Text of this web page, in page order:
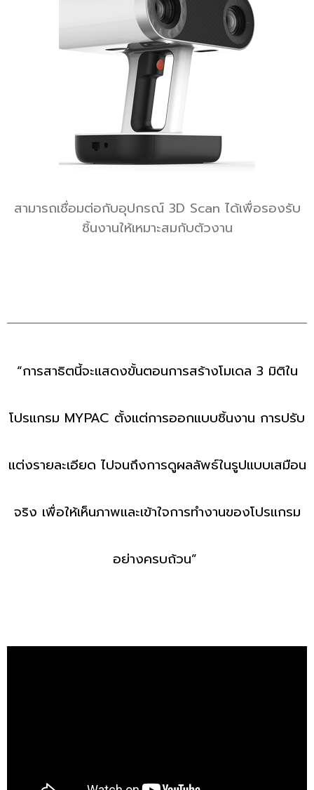
สามารถเชื่อมต่อกับอุปกรณ์ 3D Scan ได้เพื่อรองรับ
ชิ้นงานให้เหมาะสมกับตัวงาน
“การสาธิตนี้จะแสดงขั้นตอนการสร้างโมเดล 3 มิติใน
โปรแกรม MYPAC ตั้งแต่การออกแบบชิ้นงาน การปรับ
แต่งรายละเอียด ไปจนถึงการดูผลลัพธ์ในรูปแบบเสมือน
จริง เพื่อให้เห็นภาพและเข้าใจการทำงานของโปรแกรม
อย่างครบถ้วน”